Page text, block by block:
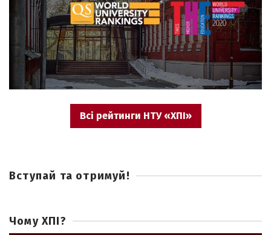
Всі рейтинги НТУ «ХПІ»
Вступай та отримуй!
Чому ХПІ?